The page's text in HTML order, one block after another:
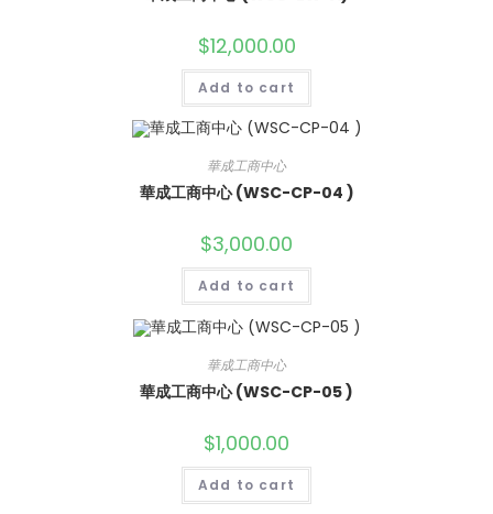
$12,000.00
Add to cart
華成工商中心
華成工商中心 (WSC-CP-04 )
$3,000.00
Add to cart
華成工商中心
華成工商中心 (WSC-CP-05 )
$1,000.00
Add to cart